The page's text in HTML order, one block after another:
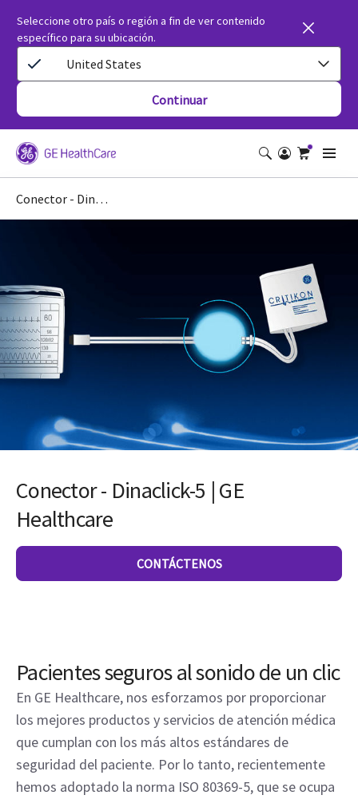
Seleccione otro país o región a fin de ver contenido
específico para su ubicación.
United States
Continuar
Conector - Dinaclick-5 | GE Healthcare
Conector - Dinaclick-5 | GE
Healthcare
CONTÁCTENOS
Pacientes seguros al sonido de un clic
En GE Healthcare, nos esforzamos por proporcionar
los mejores productos y servicios de atención médica
que cumplan con los más altos estándares de
seguridad del paciente. Por lo tanto, recientemente
hemos adoptado la norma ISO 80369-5, que se ocupa